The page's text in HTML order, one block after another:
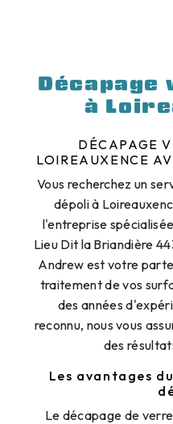
à
DÉCAPAGE
LOIREAUXENCE
Vous recherchez un
dépoli à
l'entreprise
Lieu Dit la Briandière
Andrew est votre
traitement de vos
des années
reconnu, nous vous
des
Les avantages
Le décapage de